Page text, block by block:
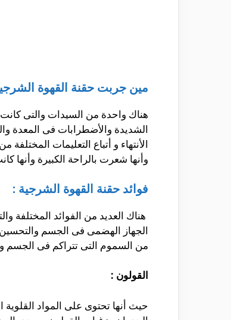
مين جربت حقنة القهوة
هناك واحدة من السيدات والتى
الشديدة والأضطرابات فى المعدة
الأنتهاء و أتباع التعليمات
وأنها شعرت بالراحة الكبيرة وأنها
فوائد حقنة القهوة الشرجية :
هناك العديد من الفوائد
الجهاز الهضمى فى الجسم
من السموم التى تتراكم فى الجسم
القولون :
حيث أنها تحتوى على المواد